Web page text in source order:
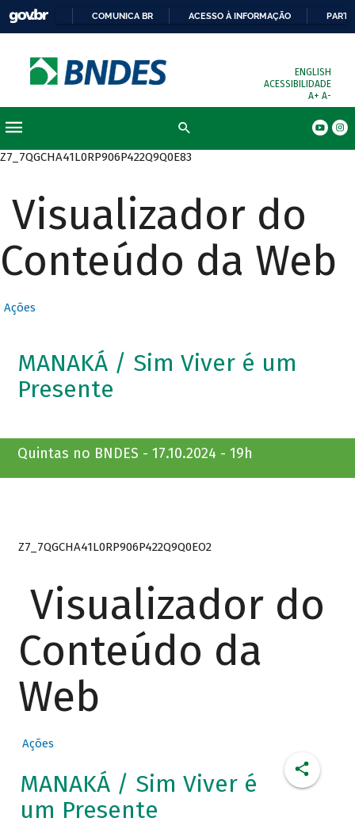
COMUNICA BR ACESSO À INFORMAÇÃO
ENGLISH
ACESSIBILIDADE
A+ A-
Z7_7QGCHA41L0RP906P422Q9Q0E83
Visualizador do
Conteúdo da Web
Ações
MANAKÁ / Sim Viver é um
Presente
Quintas no BNDES - 17.10.2024 - 19h
Z7_7QGCHA41L0RP906P422Q9Q0EO2
Visualizador do
Conteúdo da
Web
Ações
MANAKÁ / Sim Viver é
um Presente